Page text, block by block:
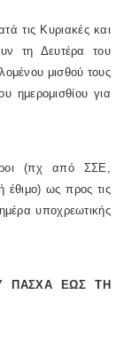
τις Κυριακές και
τη Δευτέρα του
μισθού τους
ημερομισθίου για
(πχ από ΣΣΕ,
έθιμο) ως προς τις
υποχρεωτικής
ΠΑΣΧΑ ΕΩΣ ΤΗ